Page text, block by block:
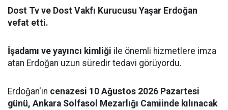
Dost Tv ve Dost Vakfı Kurucusu Yaşar Erdoğan
vefat etti.
İşadamı ve yayıncı kimliği ile önemli hizmetlere imza
atan Erdoğan uzun süredir tedavi görüyordu.
Erdoğan'ın cenazesi 10 Ağustos 2026 Pazartesi
günü, Ankara Solfasol Mezarlığı Camiinde kılınacak